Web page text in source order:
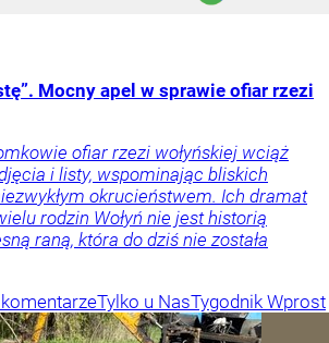
Mocny apel w sprawie ofiar rzezi
ofiar rzezi wołyńskiej wciąż
i listy, wspominając bliskich
okrucieństwem. Ich dramat
rodzin Wołyń nie jest historią
raną, która do dziś nie została
Tylko u NasTygodnik Wprost